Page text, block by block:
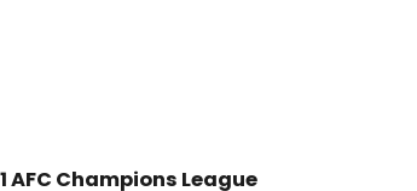
AFC Champions League